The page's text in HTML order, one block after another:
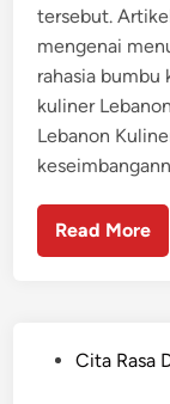
tersebut.
mengenai
rahasia bumbu
kuliner
Lebanon
Read More
Cita Rasa